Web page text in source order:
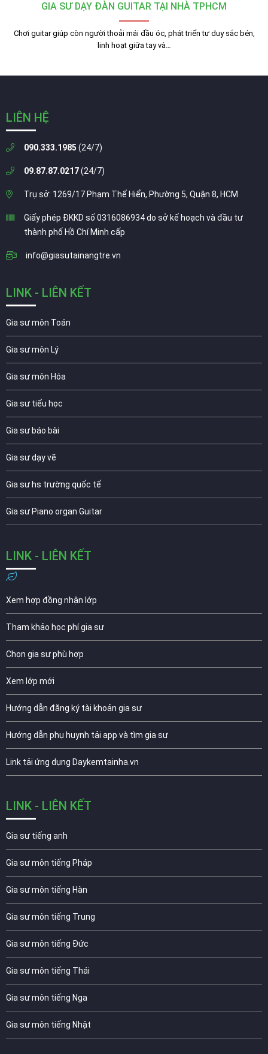
GIA SƯ DẠY ĐÀN GUITAR TẠI NHÀ TPHCM
Chơi guitar giúp còn người thoải mái đầu óc, phát triển tư duy sắc bén,
linh hoạt giữa tay và…
LIÊN HỆ
090.333.1985 (24/7)
09.87.87.0217(24/7)
Trụ sở: 1269/17 Phạm Thế Hiển, Phường 5, Quận 8, HCM
Giấy phép ĐKKD số 0316086934 do sở kế hoạch và đầu tư
thành phố Hồ Chí Minh cấp
info@giasutainangtre.vn
LINK - LIÊN KẾT
Gia sư môn Toán
Gia sư môn Lý
Gia sư môn Hóa
Gia sư tiểu học
Gia sư báo bài
Gia sư dạy vẽ
Gia sư hs trường quốc tế
Gia sư Piano organ Guitar
LINK - LIÊN KẾT
Xem hợp đồng nhận lớp
Tham khảo học phí gia sư
Chọn gia sư phù hợp
Xem lớp mới
Hướng dẫn đăng ký tài khoản gia sư
Hướng dẫn phụ huynh tải app và tìm gia sư
Link tải ứng dụng Daykemtainha.vn
LINK - LIÊN KẾT
Gia sư tiếng anh
Gia sư môn tiếng Pháp
Gia sư môn tiếng Hàn
Gia sư môn tiếng Trung
Gia sư môn tiếng Đức
Gia sư môn tiếng Thái
Gia sư môn tiếng Nga
Gia sư môn tiếng Nhật